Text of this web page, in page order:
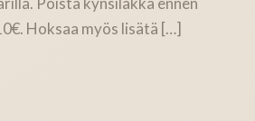
Hoksaa myös lisätä […]